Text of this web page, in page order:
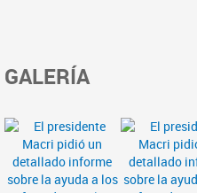
GALERÍA